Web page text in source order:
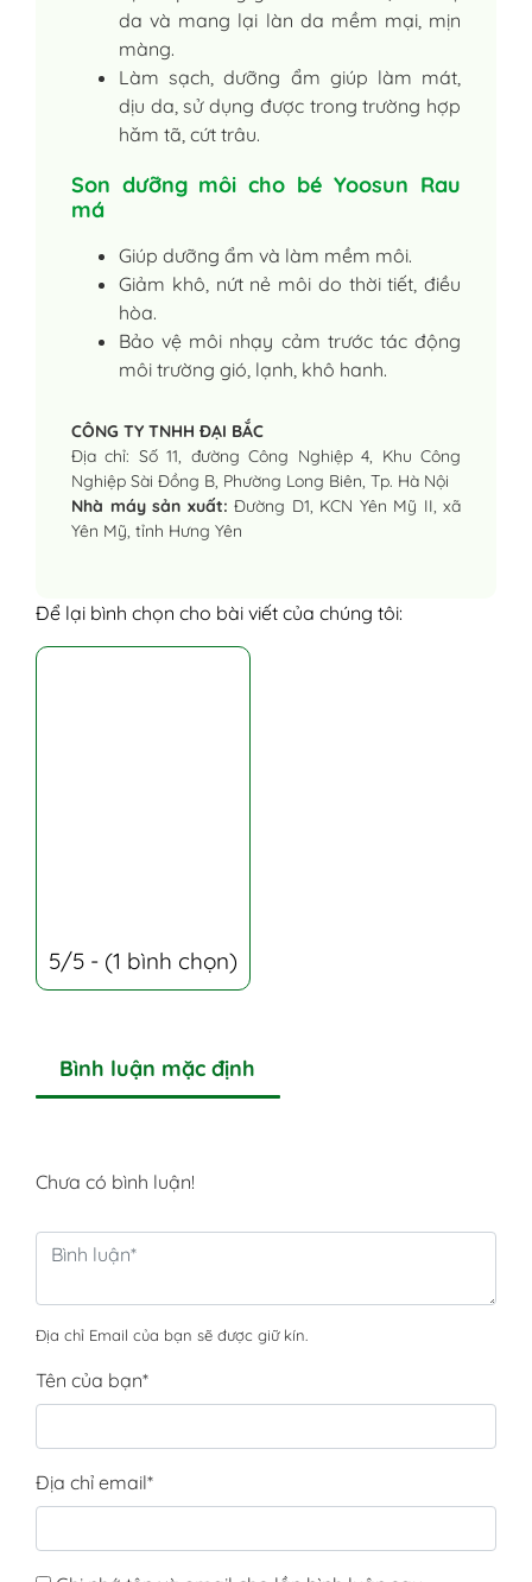
da và mang lại làn da mềm mại, mịn
màng.
Làm sạch, dưỡng ẩm giúp làm mát,
dịu da, sử dụng được trong trường hợp
hăm tã, cứt trâu.
Son dưỡng môi cho bé Yoosun Rau
má
Giúp dưỡng ẩm và làm mềm môi.
Giảm khô, nứt nẻ môi do thời tiết, điều
hòa.
Bảo vệ môi nhạy cảm trước tác động
môi trường gió, lạnh, khô hanh.
CÔNG TY TNHH ĐẠI BẮC
Địa chỉ: Số 11, đường Công Nghiệp 4, Khu Công
Nghiệp Sài Đồng B, Phường Long Biên, Tp. Hà Nội
Nhà máy sản xuất: Đường D1, KCN Yên Mỹ II, xã
Yên Mỹ, tỉnh Hưng Yên
Để lại bình chọn cho bài viết của chúng tôi:
5/5 - (1 bình chọn)
Bình luận mặc định
Chưa có bình luận!
Địa chỉ Email của bạn sẽ được giữ kín.
Tên của bạn*
Địa chỉ email*